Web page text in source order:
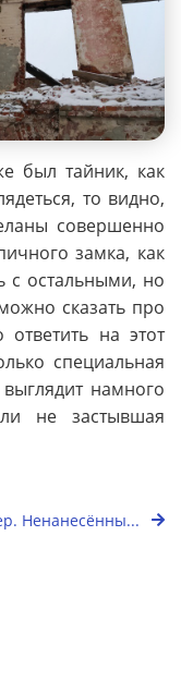
был тайник, как
то видно,
совершенно
замка, как
с остальными, но
сказать про
на этот
специальная
намного
не застывшая
Ненанесённы...